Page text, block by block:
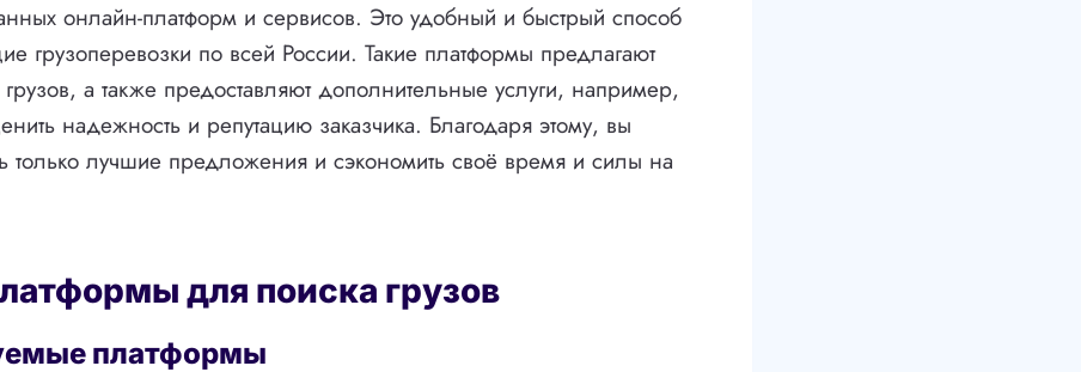
онлайн-платформ и сервисов. Это удобный и быстрый способ
грузоперевозки по всей России. Такие платформы предлагают
а также предоставляют дополнительные услуги, например,
надежность и репутацию заказчика. Благодаря этому, вы
только лучшие предложения и сэкономить своё время и силы на
для поиска грузов
платформы